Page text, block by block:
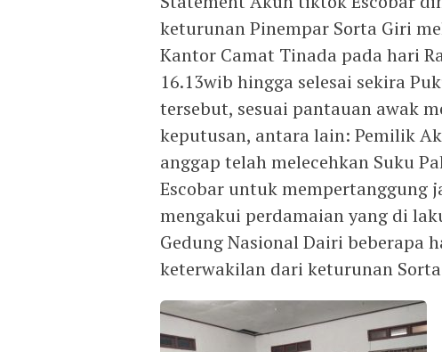
keturunan Pinempar Sorta Giri
Kantor Camat Tinada pada hari
16.13wib hingga selesai sekira
tersebut, sesuai pantauan awak
keputusan, antara lain: Pemilik
anggap telah melecehkan Suku
Escobar untuk mempertanggung
mengakui perdamaian yang di
Gedung Nasional Dairi beberapa
keterwakilan dari keturunan